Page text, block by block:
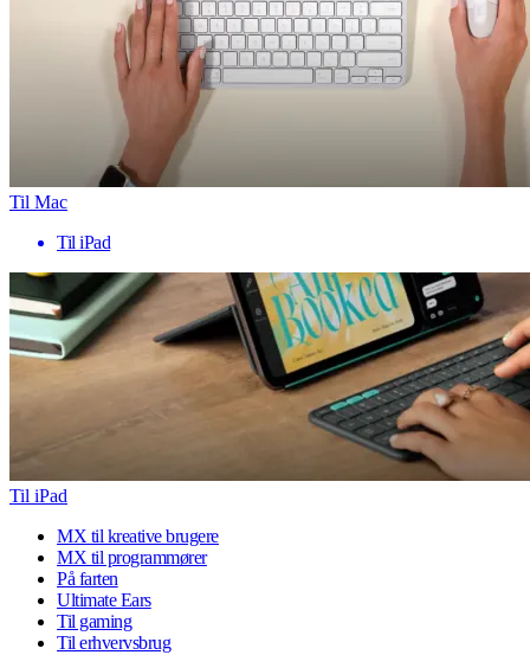
Til Mac
Til iPad
Til iPad
MX til kreative brugere
MX til programmører
På farten
Ultimate Ears
Til gaming
Til erhvervsbrug